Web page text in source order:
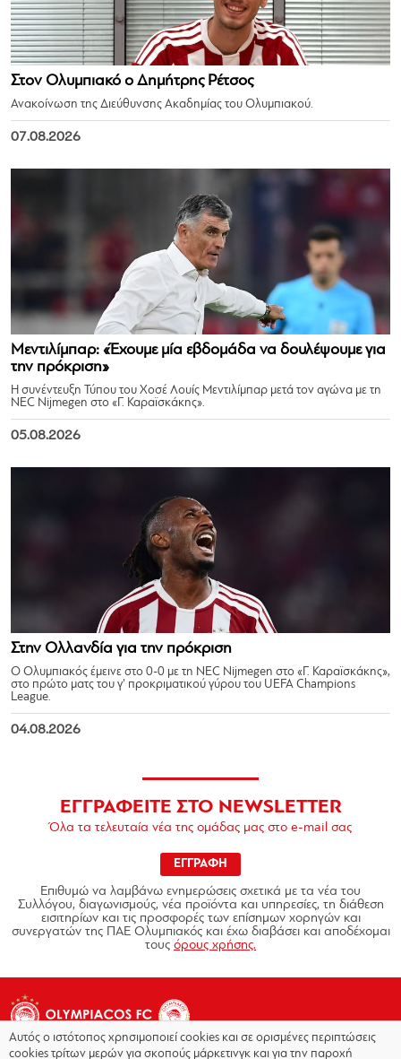
Στον Ολυμπιακό ο Δημήτρης Ρέτσος
Ανακοίνωση της Διεύθυνσης Ακαδημίας του Ολυμπιακού.
07.08.2026
Μεντιλίμπαρ: «Έχουμε μία εβδομάδα να δουλέψουμε για
την πρόκριση»
Η συνέντευξη Τύπου του Χοσέ Λουίς Μεντιλίμπαρ μετά τον αγώνα με τη
NEC Nijmegen στο «Γ. Καραϊσκάκης».
05.08.2026
Στην Ολλανδία για την πρόκριση
Ο Ολυμπιακός έμεινε στο 0-0 με τη NEC Nijmegen στο «Γ. Καραϊσκάκης»,
στο πρώτο ματς του γ’ προκριματικού γύρου του UEFA Champions
League.
04.08.2026
ΕΓΓΡΑΦΕΙΤΕ ΣΤΟ NEWSLETTER
Όλα τα τελευταία νέα της ομάδας μας στο e-mail σας
ΕΓΓΡΑΦΗ
Επιθυμώ να λαμβάνω ενημερώσεις σχετικά με τα νέα του
Συλλόγου, διαγωνισμούς, νέα προϊόντα και υπηρεσίες, τη διάθεση
εισιτηρίων και τις προσφορές των επίσημων χορηγών και
συνεργατών της ΠΑΕ Ολυμπιακός και έχω διαβάσει και αποδέχομαι
τους όρους χρήσης.
Αυτός ο ιστότοπος χρησιμοποιεί cookies και σε ορισμένες περιπτώσεις
cookies τρίτων μερών για σκοπούς μάρκετινγκ και για την παροχή